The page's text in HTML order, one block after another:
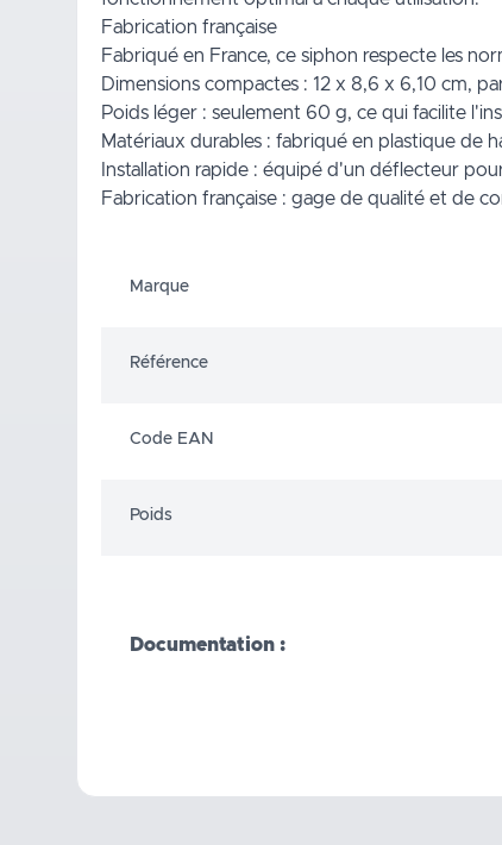
Fabrication française
Fabriqué en France, ce siphon respecte les
Dimensions compactes : 12 x 8,6 x 6,10 cm,
Poids léger : seulement 60 g, ce qui facilite
Matériaux durables : fabriqué en plastique de
Installation rapide : équipé d'un déflecteur
Fabrication française : gage de qualité et de
Marque
Référence
Code EAN
Poids
Documentation :